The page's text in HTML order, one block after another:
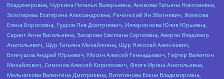
Владимировна, Чуркина Наталья Валерьевна, Акимова Татьяна Николаевна,
Золотарева Екатерина Александровна, Рачинский Ян Збигневич, Жемкова
Елена Борисовна, Гудков Лев Дмитриевич, Илларионова Юлия Юрьевна,
Саранг Анна Васильевна, Захарова Светлана Сергеевна, Аверин Владимир
Анатольевич, Щур Татьяна Михайловна, Щур Николай Алексеевич,
Блинушов Андрей Юрьевич, Мосин Алексей Геннадьевич, Гефтер Валентин
Михайлович, Симонов Алексей Кириллович, Флиге Ирина Анатольевна,
Мельникова Валентина Дмитриевна, Вититинова Елена Владимировна,